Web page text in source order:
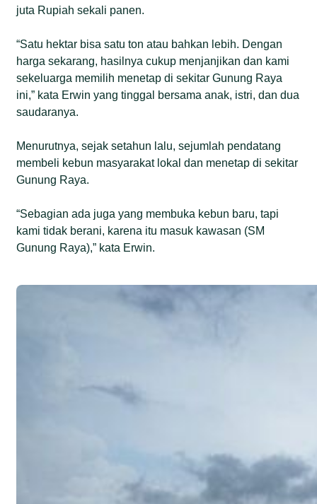
juta Rupiah sekali panen.
“Satu hektar bisa satu ton atau bahkan lebih. Dengan
harga sekarang, hasilnya cukup menjanjikan dan kami
sekeluarga memilih menetap di sekitar Gunung Raya
ini,” kata Erwin yang tinggal bersama anak, istri, dan dua
saudaranya.
Menurutnya, sejak setahun lalu, sejumlah pendatang
membeli kebun masyarakat lokal dan menetap di sekitar
Gunung Raya.
“Sebagian ada juga yang membuka kebun baru, tapi
kami tidak berani, karena itu masuk kawasan (SM
Gunung Raya),” kata Erwin.